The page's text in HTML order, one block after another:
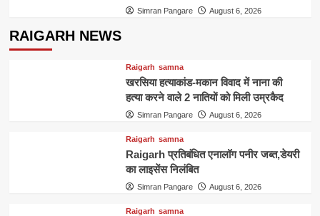
Simran Pangare August 6, 2026
RAIGARH NEWS
Raigarh samna
खरसिया हत्याकांड-मकान विवाद में नाना की
हत्या करने वाले 2 नातियों को मिली उम्रकैद
Simran Pangare August 6, 2026
Raigarh samna
Raigarh प्रतिबंधित एनालॉग पनीर जब्त,डेयरी
का लाइसेंस निलंबित
Simran Pangare August 6, 2026
Raigarh samna